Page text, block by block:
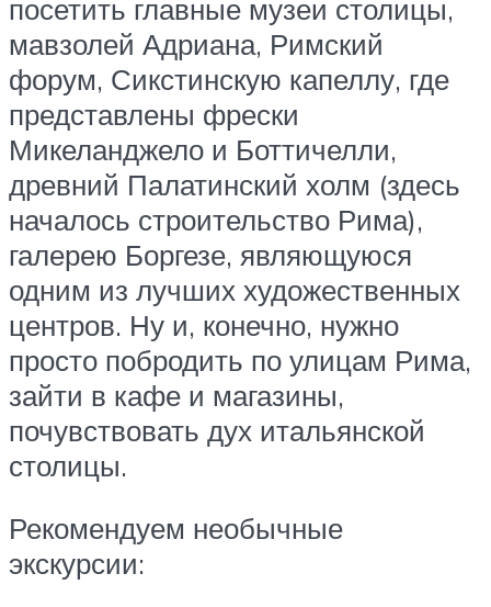
посетить главные музеи столицы,
мавзолей Адриана, Римский
форум, Сикстинскую капеллу, где
представлены фрески
Микеланджело и Боттичелли,
древний Палатинский холм (здесь
началось строительство Рима),
галерею Боргезе, являющуюся
одним из лучших художественных
центров. Ну и, конечно, нужно
просто побродить по улицам Рима,
зайти в кафе и магазины,
почувствовать дух итальянской
столицы.
Рекомендуем необычные
экскурсии: